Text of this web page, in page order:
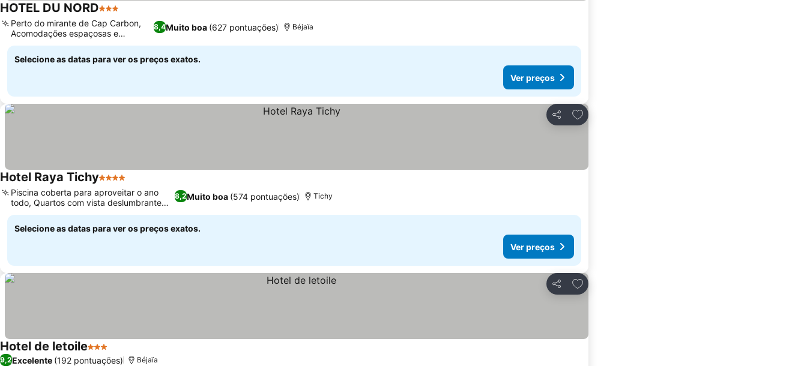
HOTEL DU NORD3 Estrelas
8,4Muito boa (627 pontuações)
Perto do mirante de Cap Carbon,
Acomodações espaçosas e
modernas
Béjaïa
Selecione as datas para ver os preços exatos.
Ver preços
Partilhar
Adicionar aos favoritos
Hotel Raya Tichy4 Estrelas
8,2Muito boa (574 pontuações)
Piscina coberta para aproveitar o ano
todo, Quartos com vista deslumbrante
para o mar
Tichy
Selecione as datas para ver os preços exatos.
Ver preços
Partilhar
Adicionar aos favoritos
Hotel de letoile3 Estrelas
9,2Excelente (192 pontuações) Béjaïa